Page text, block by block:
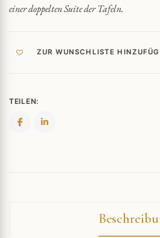
einer doppelten Suite der Tafeln.
ZUR WUNSCHLISTE
TEILEN: